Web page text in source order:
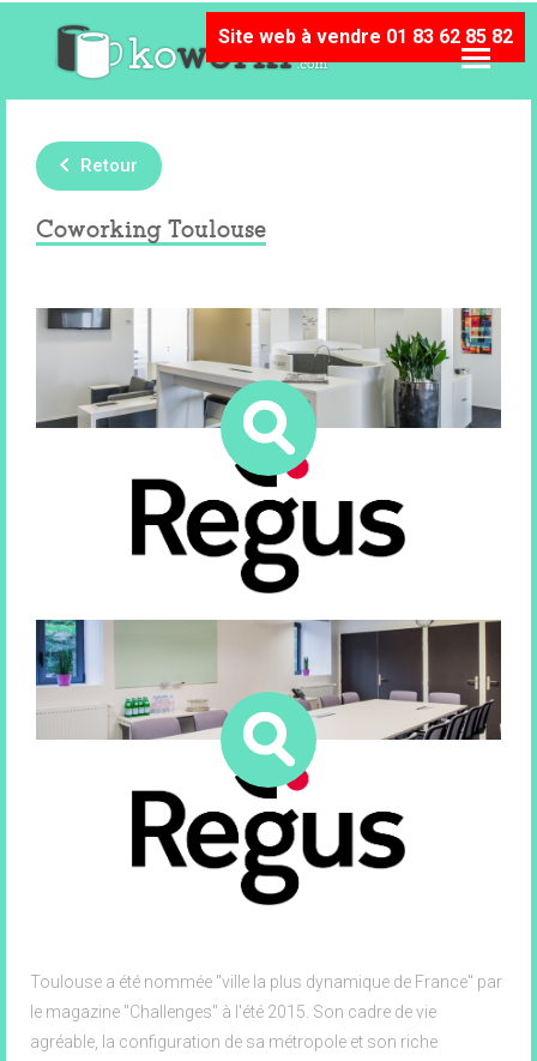
Site web à vendre 01 83 62 85 82
Retour
Coworking Toulouse
31000
8 Esplanade Compans Caffarelli - Immeuble Atria, Toulouse
31000
78 Allée Jean Jaurès - le Pré Catelan, Toulouse
Toulouse a été nommée "ville la plus dynamique de France" par
le magazine "Challenges" à l'été 2015. Son cadre de vie
agréable, la configuration de sa métropole et son riche